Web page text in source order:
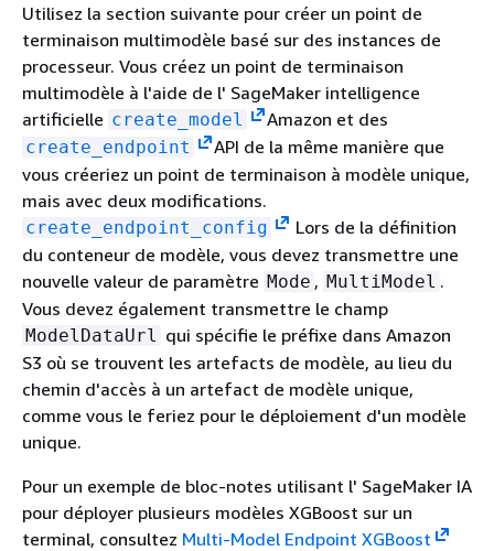
Utilisez la section suivante pour créer un point de
terminaison multimodèle basé sur des instances de
processeur. Vous créez un point de terminaison
multimodèle à l'aide de l' SageMaker intelligence
artificielle create_model Amazon et des
create_endpoint
API de la même manière que
vous créeriez un point de terminaison à modèle unique,
mais avec deux modifications.
create_endpoint_config
Lors de la définition
du conteneur de modèle, vous devez transmettre une
nouvelle valeur de paramètre Mode , MultiModel .
Vous devez également transmettre le champ
ModelDataUrl
qui spécifie le préfixe dans Amazon
S3 où se trouvent les artefacts de modèle, au lieu du
chemin d'accès à un artefact de modèle unique,
comme vous le feriez pour le déploiement d'un modèle
unique.
Pour un exemple de bloc-notes utilisant l' SageMaker IA
pour déployer plusieurs modèles XGBoost sur un
terminal, consultez Multi-Model Endpoint XGBoost